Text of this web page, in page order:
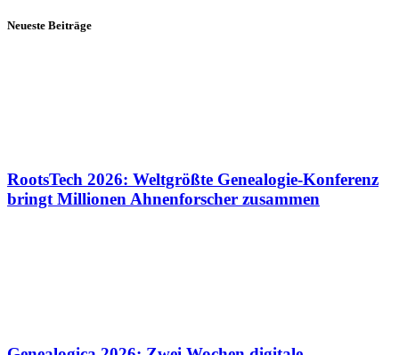
Neueste Beiträge
RootsTech 2026: Weltgrößte Genealogie-Konferenz
bringt Millionen Ahnenforscher zusammen